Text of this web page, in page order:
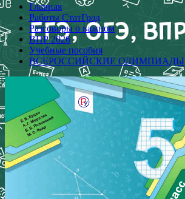
Главная
Работы СтатГрад
Разговоры о важном
ВПР 2026
Учебные пособия
ВСЕРОССИЙСКИЕ ОЛИМПИАДЫ